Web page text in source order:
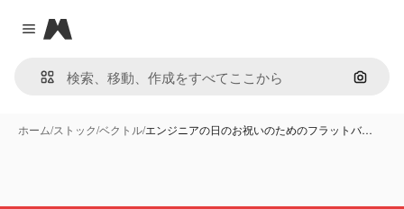
Close menu
Magnific
画像で
ホーム/ストック/ベクトル/エンジニアの日のお祝いのためのフラットバ…